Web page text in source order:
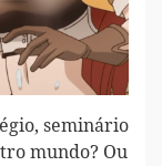
seminário
mundo? Ou